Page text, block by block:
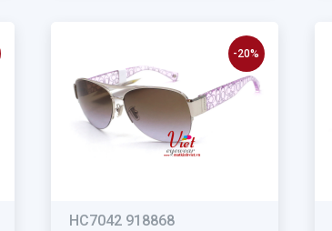
HC7042 918868
-20%